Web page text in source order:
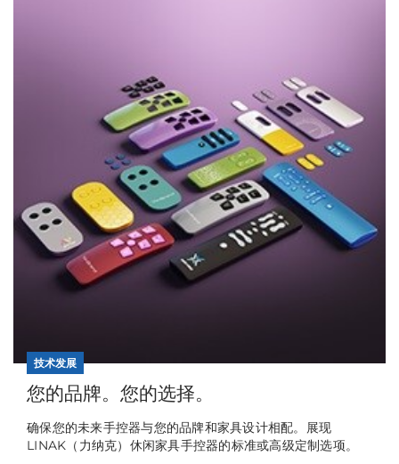
技术发展
您的品牌。您的选择。
确保您的未来手控器与您的品牌和家具设计相配。展现
LINAK（力纳克）休闲家具手控器的标准或高级定制选项。